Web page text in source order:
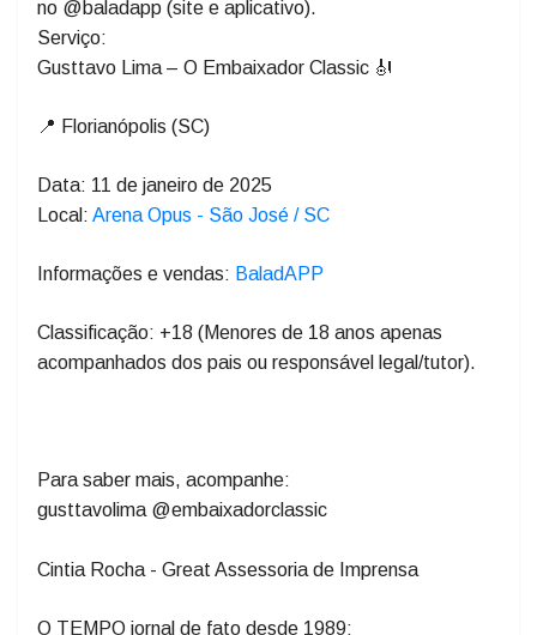
dias 17 e 24 de dezembro/2024, pelo SBT. A experiência
sonora agora pode ser conferida, ao vivo, na nova turnê e
os ingressos para primeiras edições já estão disponíveis
Serviço:
📍 Florianópolis (SC)
Data: 11 de janeiro de 2025
Informações e vendas:BaladAPP
Para saber mais, acompanhe: